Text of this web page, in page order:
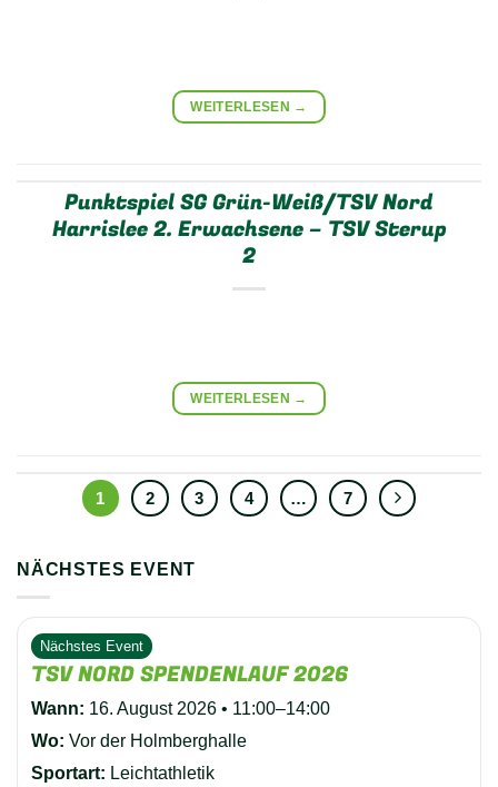
WEITERLESEN →
Punktspiel SG Grün-Weiß/TSV Nord
Harrislee 2. Erwachsene – TSV Sterup
2
WEITERLESEN →
1 2 3 4 … 7
NÄCHSTES EVENT
Nächstes Event
TSV NORD SPENDENLAUF 2026
Wann: 16. August 2026 • 11:00–14:00
Wo: Vor der Holmberghalle
Sportart: Leichtathletik